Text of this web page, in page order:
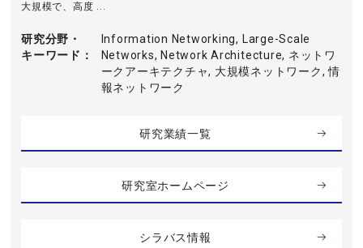
大規模で、高度 ...
研究分野・
キーワード
Information Networking, Large-Scale
Networks, Network Architecture, ネットワ
ークアーキテクチャ, 大規模ネットワーク, 情
報ネットワーク
研究業績一覧
研究室ホームページ
シラバス情報